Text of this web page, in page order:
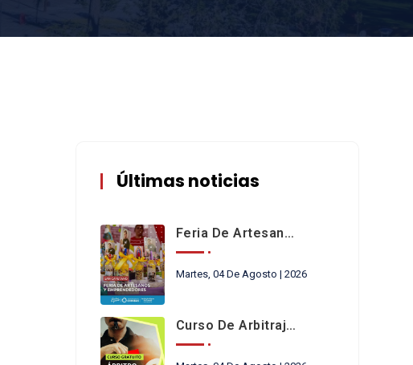
Últimas noticias
Feria De Artesanos Y Emprendedores De San Cayetano
Martes, 04 De Agosto | 2026
Curso De Arbitraje De Futsal